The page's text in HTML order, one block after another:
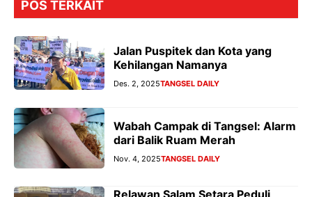
POS TERKAIT
Jalan Puspitek dan Kota yang
Kehilangan Namanya
Des. 2, 2025TANGSEL DAILY
Wabah Campak di Tangsel: Alarm
dari Balik Ruam Merah
Nov. 4, 2025TANGSEL DAILY
Relawan Salam Setara Peduli